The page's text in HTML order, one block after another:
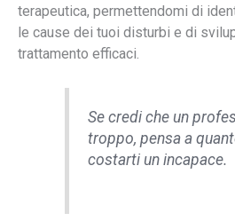
terapeutica, permettendomi di
le cause dei tuoi disturbi e di
trattamento efficaci.
Se credi che un
troppo, pensa a
costarti un incapace.